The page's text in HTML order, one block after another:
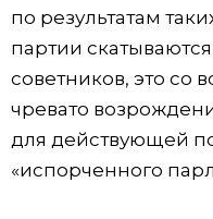
по результатам
партии
советников, это со
чревато
для действующей
«испорченного